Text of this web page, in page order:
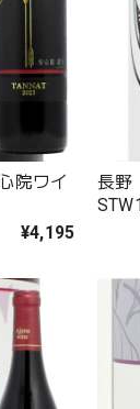
院ワイ
¥4,195
長